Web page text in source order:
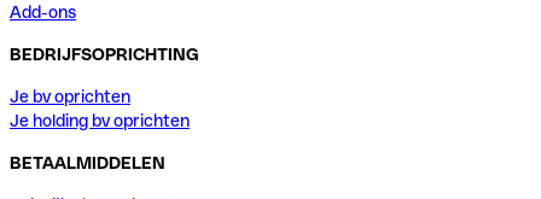
Add-ons
BEDRIJFSOPRICHTING
Je bv oprichten
Je holding bv oprichten
BETAALMIDDELEN